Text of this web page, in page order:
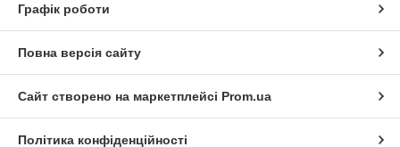
Графік роботи
Повна версія сайту
Сайт створено на маркетплейсі Prom.ua
Політика конфіденційності